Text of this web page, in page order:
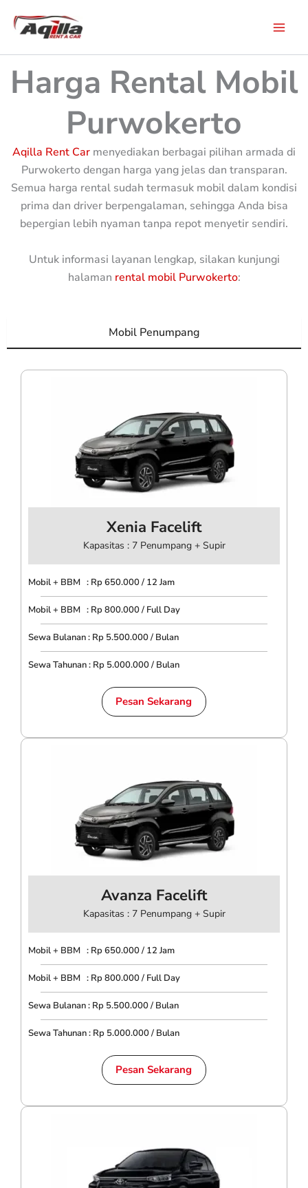
Harga Rental Mobil
Purwokerto
Aqilla Rent Car menyediakan berbagai pilihan armada di
Purwokerto dengan harga yang jelas dan transparan.
Semua harga rental sudah termasuk mobil dalam kondisi
prima dan driver berpengalaman, sehingga Anda bisa
bepergian lebih nyaman tanpa repot menyetir sendiri.
Untuk informasi layanan lengkap, silakan kunjungi
halaman rental mobil Purwokerto:
Mobil Penumpang
Xenia Facelift
Kapasitas : 7 Penumpang + Supir
Mobil + BBM : Rp 650.000 / 12 Jam
Mobil + BBM : Rp 800.000 / Full Day
Sewa Bulanan : Rp 5.500.000 / Bulan
Sewa Tahunan : Rp 5.000.000 / Bulan
Pesan Sekarang
Avanza Facelift
Kapasitas : 7 Penumpang + Supir
Mobil + BBM : Rp 650.000 / 12 Jam
Mobil + BBM : Rp 800.000 / Full Day
Sewa Bulanan : Rp 5.500.000 / Bulan
Sewa Tahunan : Rp 5.000.000 / Bulan
Pesan Sekarang